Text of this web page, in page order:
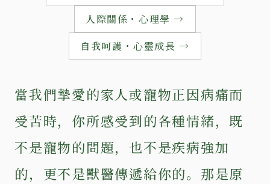
人際關係・心理學 →
自我呵護・心靈成長 →
當我們摯愛的家人或寵物正因病痛而
受苦時，你所感受到的各種情緒，既
不是寵物的問題，也不是疾病強加
的，更不是獸醫傳遞給你的。那是原